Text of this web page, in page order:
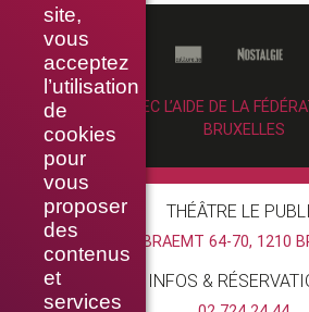
site,
vous
acceptez
l’utilisation
de
cookies
pour
vous
proposer
des
contenus
et
services
RÉALISÉ AVEC L’AIDE DE LA
BRUXELLES
THÉÂTRE LE
RUE BRAEMT 64-70, 1210
INFOS &